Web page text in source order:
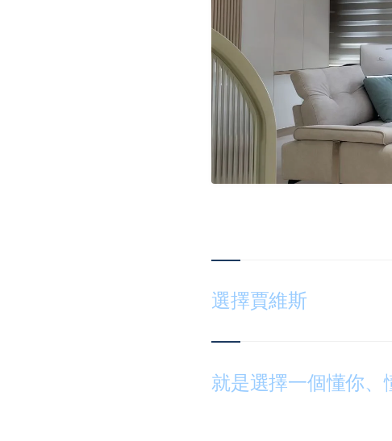
選擇賈維斯
就是選擇一個懂你、